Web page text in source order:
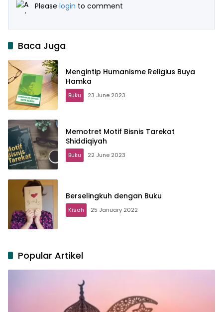
Please login to comment
Baca Juga
Mengintip Humanisme Religius Buya
Hamka
Buku 23 June 2023
Memotret Motif Bisnis Tarekat
Shiddiqiyah
Buku 22 June 2023
Berselingkuh dengan Buku
Kisah 25 January 2022
Popular Artikel